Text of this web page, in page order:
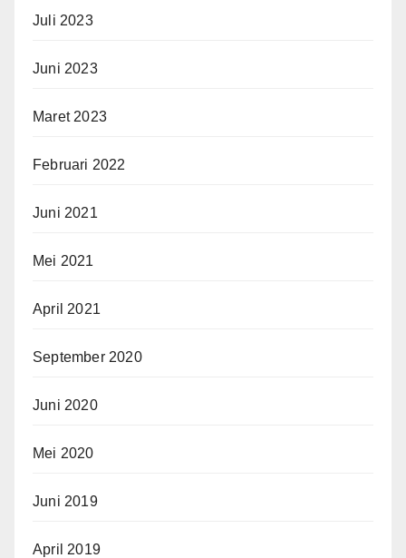
Juli 2023
Juni 2023
Maret 2023
Februari 2022
Juni 2021
Mei 2021
April 2021
September 2020
Juni 2020
Mei 2020
Juni 2019
April 2019